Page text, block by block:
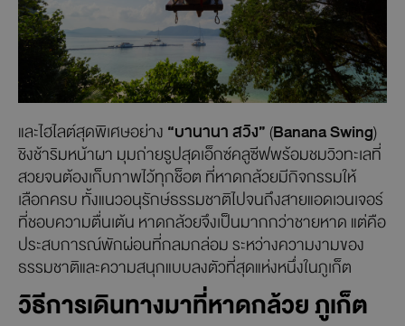
และไฮไลต์สุดพิเศษอย่าง “บานานา สวิง” (Banana Swing)
ชิงช้าริมหน้าผา มุมถ่ายรูปสุดเอ็กซ์คลูซีฟพร้อมชมวิวทะเลที่
สวยจนต้องเก็บภาพไว้ทุกช็อต ที่หาดกล้วยมีกิจกรรมให้
เลือกครบ ทั้งแนวอนุรักษ์ธรรมชาติไปจนถึงสายแอดเวนเจอร์
ที่ชอบความตื่นเต้น หาดกล้วยจึงเป็นมากกว่าชายหาด แต่คือ
ประสบการณ์พักผ่อนที่กลมกล่อม ระหว่างความงามของ
ธรรมชาติและความสนุกแบบลงตัวที่สุดแห่งหนึ่งในภูเก็ต
วิธีการเดินทางมาที่หาดกล้วย ภูเก็ต